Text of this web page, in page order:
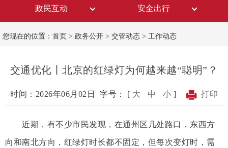
政民互动 安全出行
您现在的位置： 首页 > 政务公开 > 交管动态 > 工作动态
交通优化丨北京的红绿灯为何越来越“聪明”？
时间：2026年06月02日 字号： [ 大 中 小 ] 打印
近期，有不少市民发现，在通州区几处路口，东西方
向和南北方向，红绿灯时长都不固定，但每次变灯时，需